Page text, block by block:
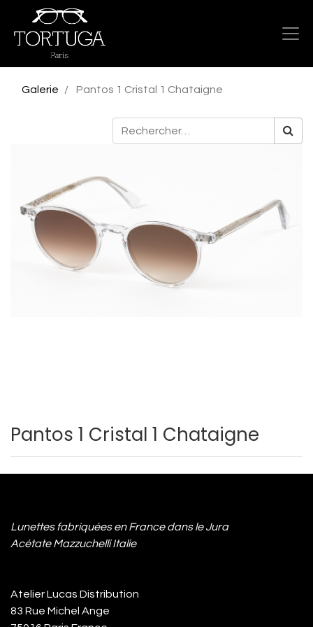
Galerie Pantos 1 Cristal 1 Chataigne
Pantos 1 Cristal 1 Chataigne
Lunettes fabriquées en France dans le Jura
Acétate Mazzuchelli Italie
Atelier Lucas Distribution
83 Rue Michel Ange